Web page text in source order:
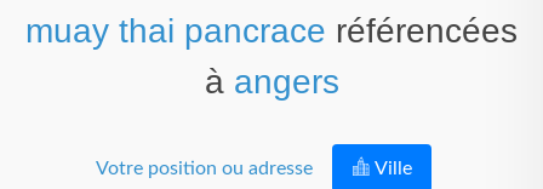
muay thai pancrace référencées
à angers
Votre position ou adresse Ville